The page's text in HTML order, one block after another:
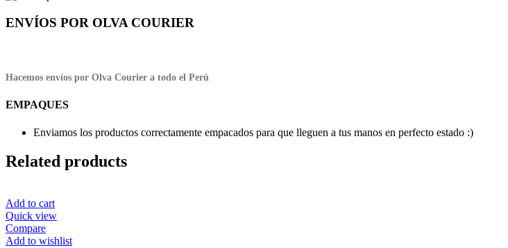
ENVÍOS POR OLVA COURIER
Hacemos envíos por Olva Courier a todo el Perú
EMPAQUES
Enviamos los productos correctamente empacados para que lleguen a tus manos en perfecto estado :)
Related products
Add to cart
Quick view
Compare
Add to wishlist